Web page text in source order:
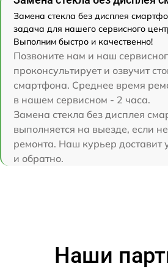
Замена стекла без дисплея
задача для нашего сервисного
Выполним быстро и качественно!
Позвоните нам и наш
проконсультирует и озвучит
смартфона. Среднее время
в нашем сервисном - 2 часа.
Замена стекла без дисплея
выполняется на выезде, если
ремонта. Наш курьер доставит
и обратно.
Наши